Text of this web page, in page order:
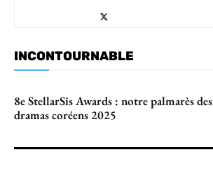
INCONTOURNABLE
8e StellarSis Awards : notre palmarès
dramas coréens 2025